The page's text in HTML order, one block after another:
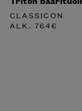
CLASSICON
ALK.764€